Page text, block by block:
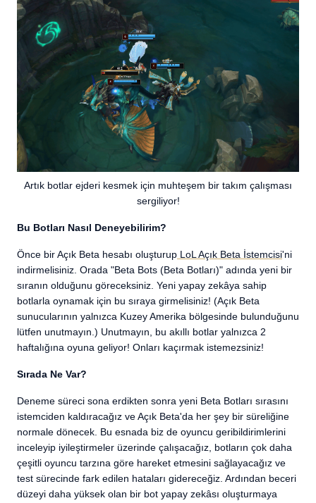
Artık botlar ejderi kesmek için muhteşem bir takım çalışması
sergiliyor!
Bu Botları Nasıl Deneyebilirim?
Önce bir Açık Beta hesabı oluşturup LoL Açık Beta İstemcisi'ni
indirmelisiniz. Orada "Beta Bots (Beta Botları)" adında yeni bir
sıranın olduğunu göreceksiniz. Yeni yapay zekâya sahip
botlarla oynamak için bu sıraya girmelisiniz! (Açık Beta
sunucularının yalnızca Kuzey Amerika bölgesinde bulunduğunu
lütfen unutmayın.) Unutmayın, bu akıllı botlar yalnızca 2
haftalığına oyuna geliyor! Onları kaçırmak istemezsiniz!
Sırada Ne Var?
Deneme süreci sona erdikten sonra yeni Beta Botları sırasını
istemciden kaldıracağız ve Açık Beta'da her şey bir süreliğine
normale dönecek. Bu esnada biz de oyuncu geribildirimlerini
inceleyip iyileştirmeler üzerinde çalışacağız, botların çok daha
çeşitli oyuncu tarzına göre hareket etmesini sağlayacağız ve
test sürecinde fark edilen hataları gidereceğiz. Ardından beceri
düzeyi daha yüksek olan bir bot yapay zekâsı oluşturmaya